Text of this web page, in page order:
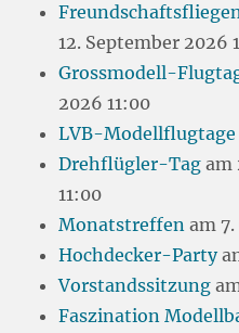
12. September 2026
Grossmodell-
2026 11:00
LVB-Modellflugtage
Drehflügler-Tag am
11:00
Monatstreffen am
Hochdecker-Party
Vorstandssitzung
Faszination